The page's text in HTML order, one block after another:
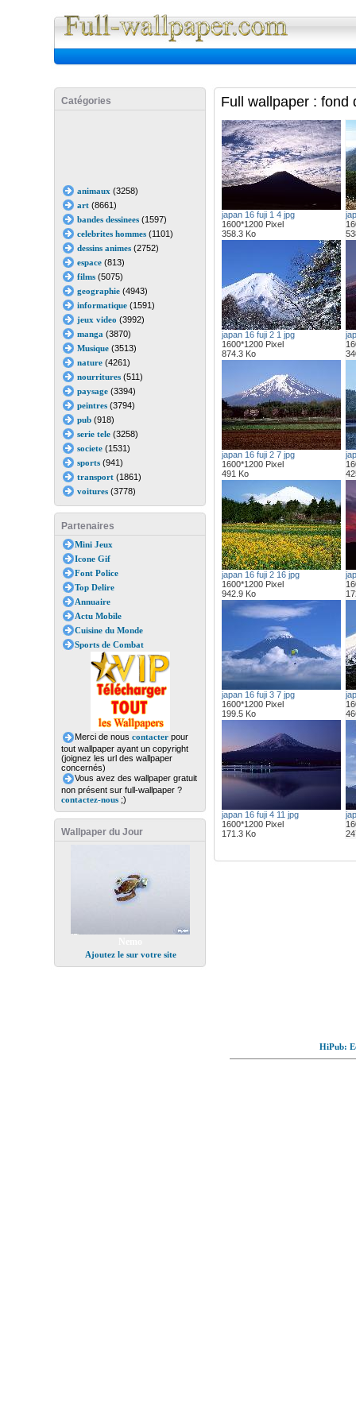
Catégories
animaux (3258)
art(8661)
bandes dessinees(1597)
celebrites hommes(1101)
dessins animes(2752)
espace(813)
films(5075)
geographie(4943)
informatique(1591)
jeux video (3992)
manga (3870)
Musique(3513)
nature(4261)
nourritures(511)
paysage(3394)
peintres(3794)
pub(918)
serie tele(3258)
societe(1531)
sports(941)
transport(1861)
voitures(3778)
Partenaires
Mini Jeux
Icone Gif
Font Police
Top Delire
Annuaire
Actu Mobile
Cuisine du Monde
Sports de Combat
Merci de nous contacterpour
tout wallpaper ayant un copyright
(joignez les url des wallpaper
concernés)
Vous avez des wallpaper gratuit
non présent sur full-wallpaper ?
contactez-nous;)
Wallpaper du Jour
Ajoutez le sur votre site
Full wallpaper : fond
japan 16 fuji 1 4 jpg
1600*1200 Pixel
358.3 Ko
japan 16 fuji 2 1 jpg
1600*1200 Pixel
874.3 Ko
japan 16 fuji 2 7 jpg
1600*1200 Pixel
491 Ko
japan 16 fuji 2 16 jpg
1600*1200 Pixel
942.9 Ko
japan 16 fuji 3 7 jpg
1600*1200 Pixel
199.5 Ko
japan 16 fuji 4 11 jpg
1600*1200 Pixel
171.3 Ko
HiPub: